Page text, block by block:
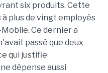
six produits. Cette
plus de vingt employés
Ce dernier a
passé que deux
qui justifie
dépense aussi